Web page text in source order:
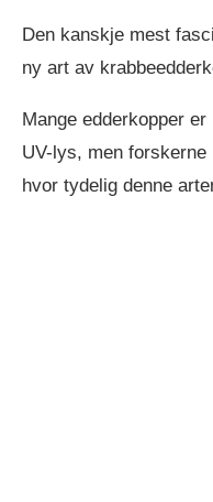
Den kanskje mest
ny art av
Mange edderkopper
UV-lys, men
hvor tydelig denne